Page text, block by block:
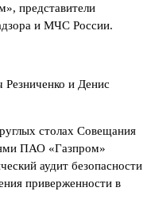
представители
и МЧС России.
и Денис
столах Совещания
ПАО «Газпром»
аудит безопасности
приверженности в